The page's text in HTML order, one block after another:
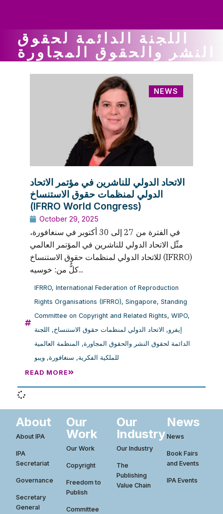
اللجنة الدائمة لحقوق
النشر والحقوق المجاورة
NEWS
الاتحاد الدولي للناشرين في مؤتمر الاتحاد
الدولي لمنظمات حقوق الاستنساخ
(IFRRO World Congress)
October 29, 2025
في الفترة من 27 إلى 30 أكتوبر في سنغافورة،
مثّل الاتحاد الدولي للناشرين في المؤتمر العالمي
للاتحاد الدولي لمنظمات حقوق الاستنساخ (IFRRO)
كلٌّ من: خوسيه...
IFRRO, International Federation of Reproduction
Rights Organisations (IFRRO), Singapore, Standing
Committee on Copyright and Related Rights, WIPO,
إيفرو, الاتحاد الدولي لمنظمات حقوق الاستنساخ, اللجنة
الدائمة لحقوق النشر والحقوق المجاورة, المنظمة العالمية
للملكية الفكرية, سنغافورة, ويبو
READ MORE
About
About IPA
IPA
Secretariat
Governance
Secretary
General
Our
Work
Our Work
Copyright
Freedom to
Publish
Committee
Our
Industry
Our Industry
The
Publishing
Value Chain
News
News
Book Fairs
and Events
IPA Events